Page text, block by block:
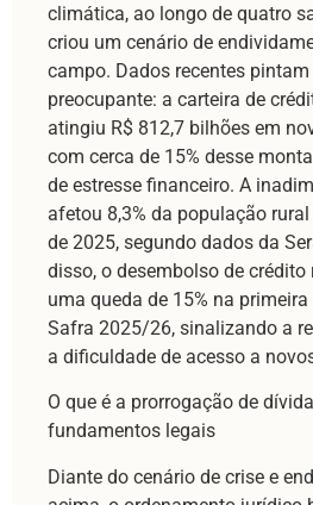
climática, ao longo de quatro
criou um cenário de
campo. Dados recentes
preocupante: a carteira de
atingiu R$ 812,7 bilhões em
com cerca de 15% desse
de estresse financeiro. A
afetou 8,3% da população
de 2025, segundo dados da
disso, o desembolso de crédito
uma queda de 15% na
Safra 2025/26, sinalizando a
a dificuldade de acesso a
O que é a prorrogação de
fundamentos legais
Diante do cenário de crise e